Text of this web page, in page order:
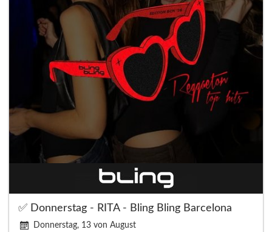
✅ Donnerstag - RITA - Bling Bling Barcelona
Donnerstag, 13 von August